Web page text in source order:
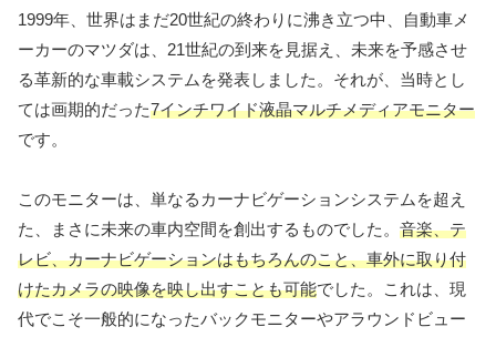
1999年、世界はまだ20世紀の終わりに沸き立つ中、自動車メ
ーカーのマツダは、21世紀の到来を見据え、未来を予感させ
る革新的な車載システムを発表しました。それが、当時とし
ては画期的だった7インチワイド液晶マルチメディアモニター
です。
このモニターは、単なるカーナビゲーションシステムを超え
た、まさに未来の車内空間を創出するものでした。 音楽、テ
レビ、カーナビゲーションはもちろんのこと、車外に取り付
けたカメラの映像を映し出すことも可能でした。これは、現
代でこそ一般的になったバックモニターやアラウンドビュー